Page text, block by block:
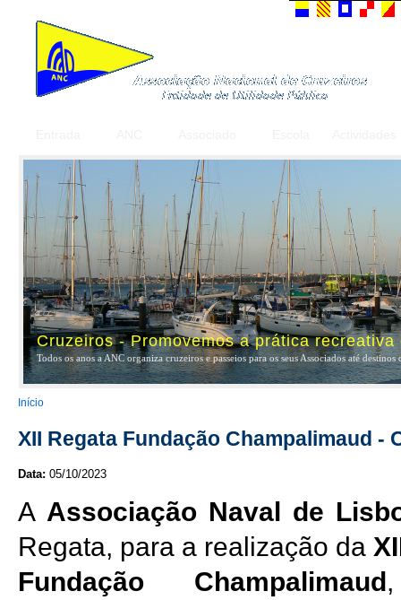
Cruzeiros - Promovemos a prática
Todos os anos a ANC organiza cruzeiros e passeios para os seus Associados até
You are here
Início
XII Regata Fundação Champalimaud -
Data: 05/10/2023
A Associação Naval de
Regata, para a realização da
Fundação Champalimaud